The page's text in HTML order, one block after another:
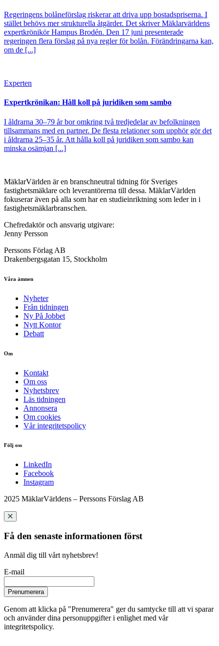
Regeringens bolåneförslag riskerar att driva upp bostadspriserna. I
stället behövs mer strukturella åtgärder. Det skriver Mäklarvärldens
expertkrönikör Hampus Brodén. Den 17 juni presenterade
regeringen flera förslag på nya regler för bolån. Förändringarna kan,
om de [...]
Experten
Expertkrönikan: Håll koll på juridiken som sambo
I åldrarna 30–79 år bor omkring två tredjedelar av befolkningen
tillsammans med en partner. De flesta relationer som upphör gör det
i åldrarna 25–35 år. Att hålla koll på juridiken som sambo kan
minska osämjan [...]
MäklarVärlden är en branschneutral tidning för Sveriges
fastighetsmäklare och leverantörerna till dessa. MäklarVärlden
fokuserar även på alla som har en studieinriktning som leder in i
fastighetsmäklarbranschen.
Chefredaktör och ansvarig utgivare:
Jenny Persson
Perssons Förlag AB
Drakenbergsgatan 15, Stockholm
Våra ämnen
Nyheter
Från tidningen
Ny På Jobbet
Nytt Kontor
Debatt
Om
Kontakt
Om oss
Nyhetsbrev
Läs tidningen
Annonsera
Om cookies
Vår integritetspolicy
Följ oss
LinkedIn
Facebook
Instagram
2025 MäklarVärldens – Perssons Förslag AB
Få den senaste informationen först
Anmäl dig till vårt nyhetsbrev!
E-mail
Prenumerera
Genom att klicka på "Prenumerera" ger du samtycke till att vi sparar
och använder dina personuppgifter i enlighet med vår
integritetspolicy.